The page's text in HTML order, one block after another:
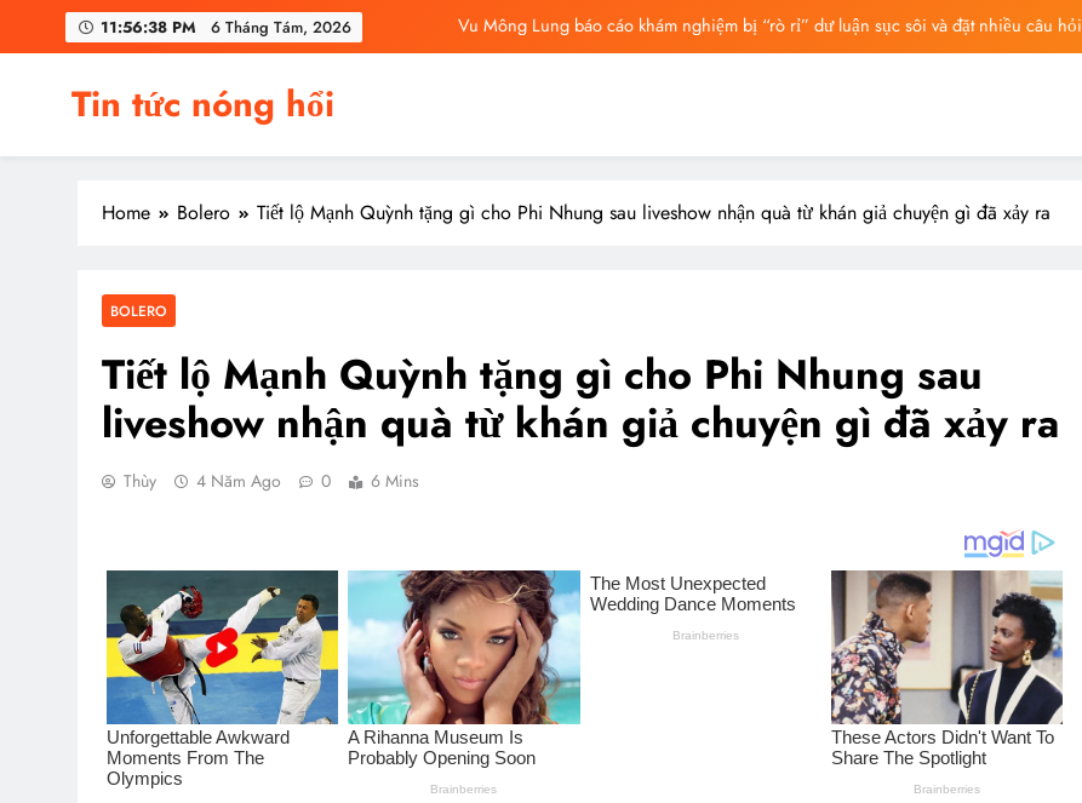
11:56:39 PM 6 Tháng Tám, 2026
Vu Mông Lung mất ngày ‘Huyết Nguyệt’, nghi Uông Du Cầm ‘hại’, bằng chứng bị lộ!
Vu Mông Lung mất ngày ‘Huyết Nguyệt’, nghi Uông Du Cầm ‘hại’, bằng chứng bị lộ!
Tin tức nóng hổi
Home Bolero Tiết lộ Mạnh Quỳnh tặng gì cho Phi Nhung sau liveshow nhận quà từ khán giả chuyện gì đã xảy ra
BOLERO
Tiết lộ Mạnh Quỳnh tặng gì cho Phi Nhung sau
liveshow nhận quà từ khán giả chuyện gì đã xảy ra
Thùy 4 Năm Ago 0 6 Mins